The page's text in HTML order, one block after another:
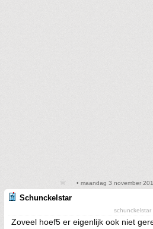
• maandag 3 november
Schunckelstar
schunckelstar
Zoveel hoef5 er eigenlijk ook niet